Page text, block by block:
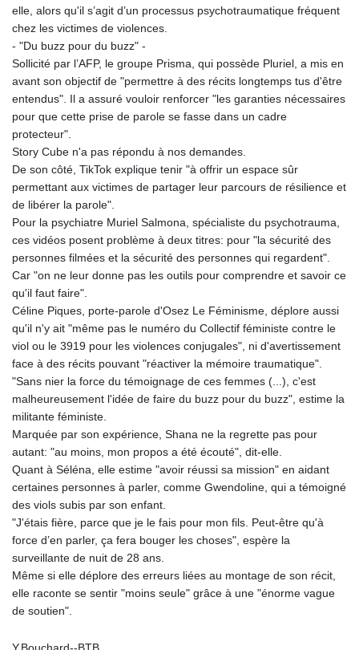
elle, alors qu'il s’agit d’un processus psychotraumatique fréquent
chez les victimes de violences.
- "Du buzz pour du buzz" -
Sollicité par l’AFP, le groupe Prisma, qui possède Pluriel, a mis en
avant son objectif de "permettre à des récits longtemps tus d'être
entendus". Il a assuré vouloir renforcer "les garanties nécessaires
pour que cette prise de parole se fasse dans un cadre
protecteur".
Story Cube n'a pas répondu à nos demandes.
De son côté, TikTok explique tenir "à offrir un espace sûr
permettant aux victimes de partager leur parcours de résilience et
de libérer la parole".
Pour la psychiatre Muriel Salmona, spécialiste du psychotrauma,
ces vidéos posent problème à deux titres: pour "la sécurité des
personnes filmées et la sécurité des personnes qui regardent".
Car "on ne leur donne pas les outils pour comprendre et savoir ce
qu'il faut faire".
Céline Piques, porte-parole d'Osez Le Féminisme, déplore aussi
qu'il n'y ait "même pas le numéro du Collectif féministe contre le
viol ou le 3919 pour les violences conjugales", ni d'avertissement
face à des récits pouvant "réactiver la mémoire traumatique".
"Sans nier la force du témoignage de ces femmes (...), c'est
malheureusement l'idée de faire du buzz pour du buzz", estime la
militante féministe.
Marquée par son expérience, Shana ne la regrette pas pour
autant: "au moins, mon propos a été écouté", dit-elle.
Quant à Séléna, elle estime "avoir réussi sa mission" en aidant
certaines personnes à parler, comme Gwendoline, qui a témoigné
des viols subis par son enfant.
"J'étais fière, parce que je le fais pour mon fils. Peut-être qu'à
force d’en parler, ça fera bouger les choses", espère la
surveillante de nuit de 28 ans.
Même si elle déplore des erreurs liées au montage de son récit,
elle raconte se sentir "moins seule" grâce à une "énorme vague
de soutien".